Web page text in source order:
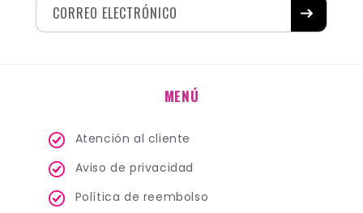
CORREO ELECTRÓNICO
MENÚ
Atención al cliente
Aviso de privacidad
Política de reembolso